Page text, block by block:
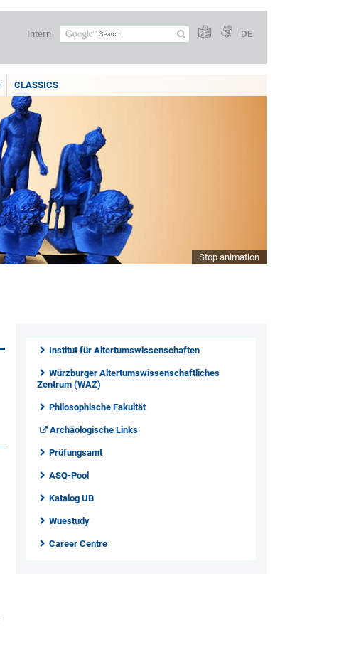
Intern DE
CLASSICS
Stop animation
Institut für Altertumswissenschaften
Würzburger Altertumswissenschaftliches
Zentrum (WAZ)
Philosophische Fakultät
Archäologische Links
Prüfungsamt
ASQ-Pool
Katalog UB
Wuestudy
Career Centre